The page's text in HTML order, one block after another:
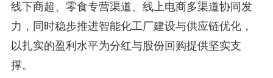
线下商超、零食专营渠道、线上电商多渠道协同发
力，同时稳步推进智能化工厂建设与供应链优化，
以扎实的盈利水平为分红与股份回购提供坚实支
撑。